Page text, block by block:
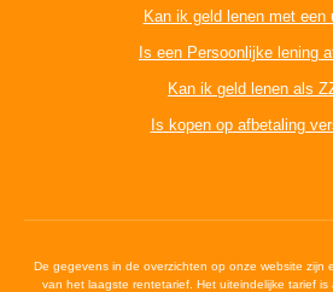
Kan ik geld lenen met een
Is een Persoonlijke lening
Kan ik geld lenen als
Is kopen op afbetaling
De gegevens in de overzichten op onze website zijn
van het laagste rentetarief. Het uiteindelijke tarief is